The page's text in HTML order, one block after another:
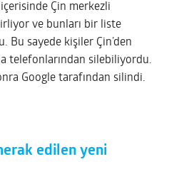
Çin merkezli
ve bunları bir liste
Bu sayede kişiler Çin’den
telefonlarından silebiliyordu.
Google tarafından silindi.
edilen yeni